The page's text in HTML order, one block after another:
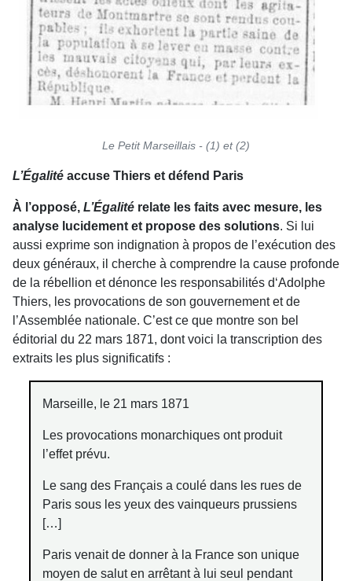
Le Petit Marseillais - (1) et (2)
L’Égalité accuse Thiers et défend Paris
À l’opposé, L’Égalité relate les faits avec mesure, les
analyse lucidement et propose des solutions. Si lui
aussi exprime son indignation à propos de l’exécution des
deux généraux, il cherche à comprendre la cause profonde
de la rébellion et dénonce les responsabilités d‘Adolphe
Thiers, les provocations de son gouvernement et de
l’Assemblée nationale. C’est ce que montre son bel
éditorial du 22 mars 1871, dont voici la transcription des
extraits les plus significatifs :
Marseille, le 21 mars 1871
Les provocations monarchiques ont produit
l’effet prévu.
Le sang des Français a coulé dans les rues de
Paris sous les yeux des vainqueurs prussiens
[…]
Paris venait de donner à la France son unique
moyen de salut en arrêtant à lui seul pendant